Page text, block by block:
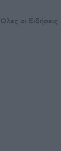
Όλες οι Ειδήσεις